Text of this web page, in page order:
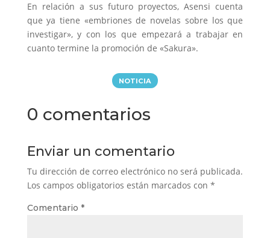
En relación a sus futuro proyectos, Asensi cuenta
que ya tiene «embriones de novelas sobre los que
investigar», y con los que empezará a trabajar en
cuanto termine la promoción de «Sakura».
NOTICIA
0 comentarios
Enviar un comentario
Tu dirección de correo electrónico no será publicada.
Los campos obligatorios están marcados con *
Comentario *